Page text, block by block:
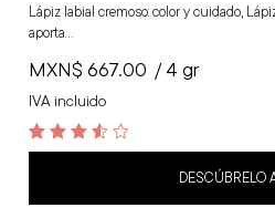
Lápiz labial cremoso: color y cuidado,
aporta…
MXN$ 667.00
IVA incluido
/ 4 gr
3.6
DESCÚBRELO